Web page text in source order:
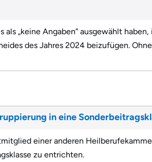
als „keine Angaben” ausgewählt
des Jahres 2024 beizufügen.
in eine
einer anderen
zu entrichten.